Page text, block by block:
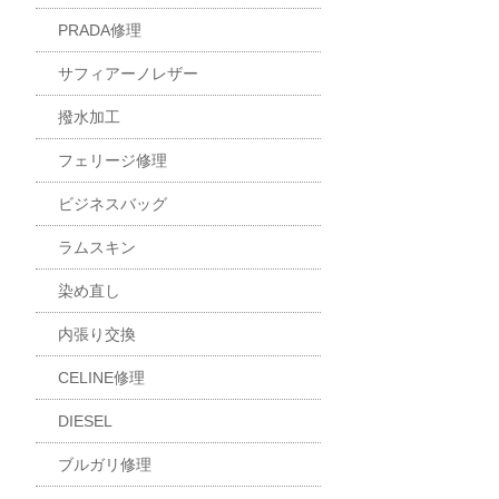
PRADA修理
サフィアーノレザー
撥水加工
フェリージ修理
ビジネスバッグ
ラムスキン
染め直し
内張り交換
CELINE修理
DIESEL
ブルガリ修理